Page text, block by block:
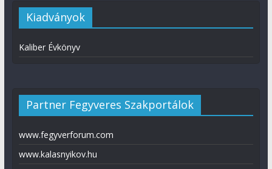
Kiadványok
Kaliber Évkönyv
Partner Fegyveres Szakportálok
www.fegyverforum.com
www.kalasnyikov.hu